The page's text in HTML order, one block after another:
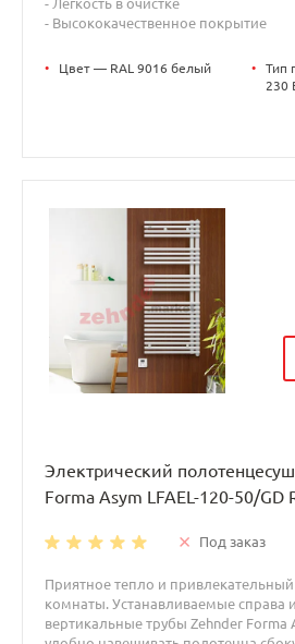
- Легкость в очистке
- Высококачественное покрытие
• Цвет — RAL 9016 белый •
Тип
230
Электрический
Forma Asym LFAEL-120-50/
Под заказ
Приятное тепло и
комнаты. Устанавливаемые справа
вертикальные трубы Zehnder Forma